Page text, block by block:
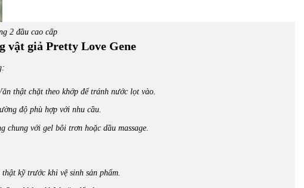
2 đầu cao cấp
vật giả Pretty Love Gene
thật chặt theo khớp để tránh nước lọt vào.
độ phù hợp với nhu cầu.
chung với gel bôi trơn hoặc dầu massage.
kỹ trước khi vệ sinh sản phẩm.